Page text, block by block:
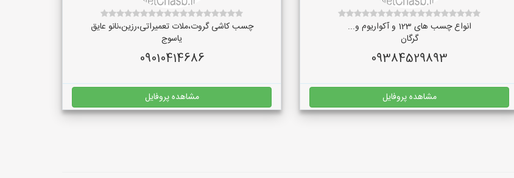
انواع چسب های 123 و آکواریوم و...
گرگان
09384529893
مشاهده پروفایل
چسب کاشی گروت،ملات تعمیراتی،رزین،نانو عایق
یاسوج
09010414686
مشاهده پروفایل